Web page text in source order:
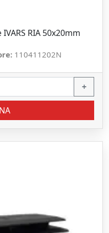
RIA 50x20mm
110411202N
+